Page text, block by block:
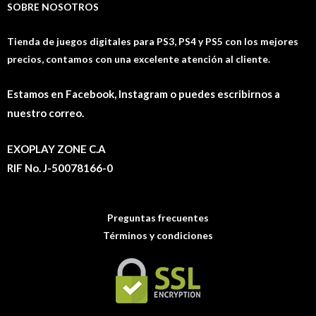
SOBRE NOSOTROS
Tienda de juegos digitales para PS3, PS4 y PS5 con los mejores
precios, contamos con una excelente atención al cliente.
Estamos en Facebook, Instagram o puedes escribirnos a
nuestro correo.
EXOPLAY ZONE C.A
RIF No. J-50078166-0
Preguntas frecuentes
Términos y condiciones